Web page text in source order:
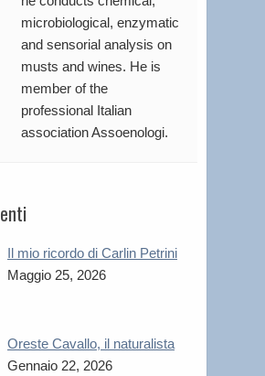
microbiological, enzymatic
and sensorial analysis on
musts and wines. He is
member of the
professional Italian
association Assoenologi.
Il mio ricordo di Carlin Petrini
Maggio 25, 2026
Oreste Cavallo, il naturalista
Gennaio 22, 2026